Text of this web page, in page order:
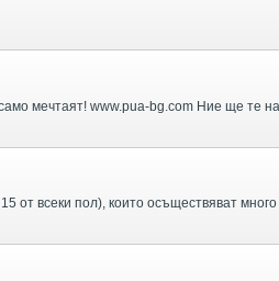
мечтаят! www.pua-bg.com Ние ще те